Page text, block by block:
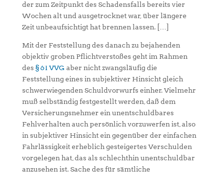
der zum Zeitpunkt des Schadensfalls bereits vier
Wochen alt und ausgetrocknet war, über längere
Zeit unbeaufsichtigt hat brennen lassen. […]
Mit der Feststellung des danach zu bejahenden
objektiv groben Pflichtverstoßes geht im Rahmen
des§ 61 VVG aber nicht zwangsläufig die
Feststellung eines in subjektiver Hinsicht gleich
schwerwiegenden Schuldvorwurfs einher. Vielmehr
muß selbständig festgestellt werden, daß dem
Versicherungsnehmer ein unentschuldbares
Fehlverhalten auch persönlich vorzuwerfen ist, also
in subjektiver Hinsicht ein gegenüber der einfachen
Fahrlässigkeit erheblich gesteigertes Verschulden
vorgelegen hat, das als schlechthin unentschuldbar
anzusehen ist. Sache des für sämtliche